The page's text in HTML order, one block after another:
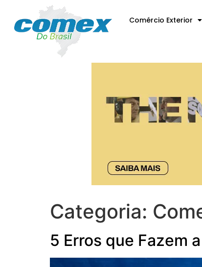
Comércio Exterior
Categoria:
5 Erros que Fazem